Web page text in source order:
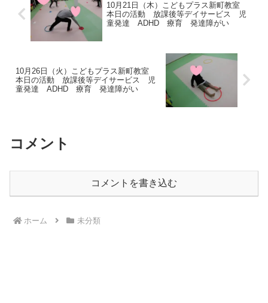
10月21日（木）こどもプラス新町教室
本日の活動 放課後等デイサービス 児
童発達 ADHD 療育 発達障がい
10月26日（火）こどもプラス新町教室
本日の活動 放課後等デイサービス 児
童発達 ADHD 療育 発達障がい
コメント
コメントを書き込む
ホーム 未分類